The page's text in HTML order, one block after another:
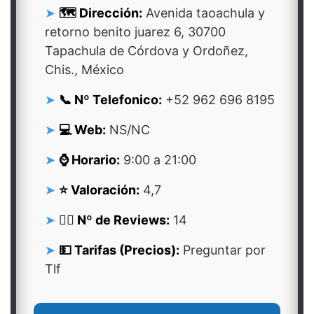
🗺️ Dirección: Avenida taoachula y
retorno benito juarez 6, 30700
Tapachula de Córdova y Ordoñez,
Chis., México
📞 Nº Telefonico: +52 962 696 8195
💻 Web: NS/NC
⌚ Horario: 9:00 a 21:00
⭐ Valoración: 4,7
👍🏻 Nº de Reviews: 14
💵 Tarifas (Precios): Preguntar por
Tlf